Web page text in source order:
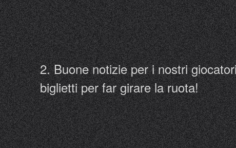
2. Buone notizie per i nostri
biglietti per far girare la ruota!